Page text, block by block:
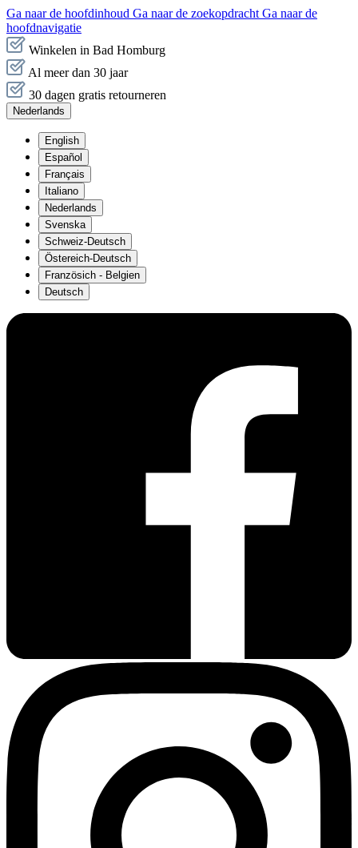
Ga naar de hoofdinhoud Ga naar de zoekopdracht Ga naar de
hoofdnavigatie
Winkelen in Bad Homburg
Al meer dan 30 jaar
30 dagen gratis retourneren
Nederlands
English
Español
Français
Italiano
Nederlands
Svenska
Schweiz-Deutsch
Östereich-Deutsch
Französich - Belgien
Deutsch